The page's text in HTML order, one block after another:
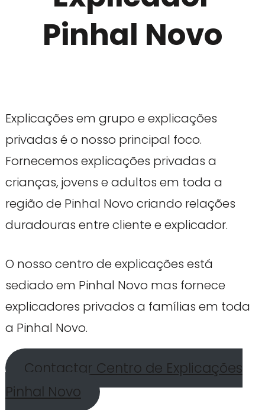
Pinhal Novo
Explicações em grupo e explicações
privadas é o nosso principal foco.
Fornecemos explicações privadas a
crianças, jovens e adultos em toda a
região de Pinhal Novo criando relações
duradouras entre cliente e explicador.
O nosso centro de explicações está
sediado em Pinhal Novo mas fornece
explicadores privados a famílias em toda
a Pinhal Novo.
Contactar Centro de Explicações
Pinhal Novo